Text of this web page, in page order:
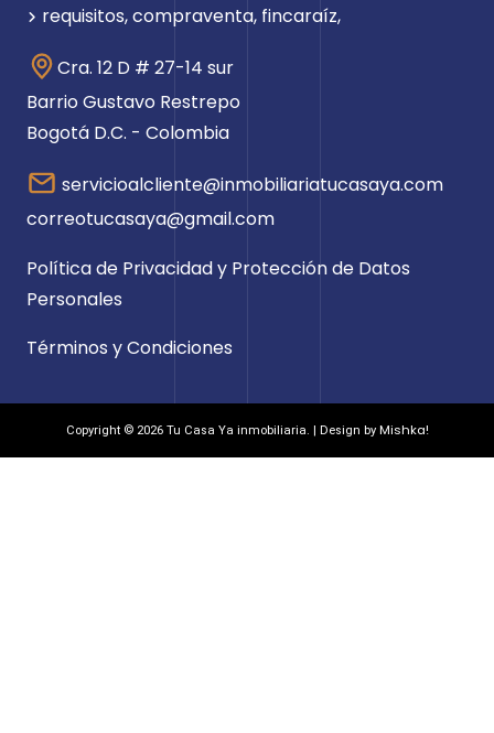
requisitos, compraventa, fincaraíz,
Cra. 12 D # 27-14 sur
Barrio Gustavo Restrepo
Bogotá D.C. - Colombia
servicioalcliente@inmobiliariatucasaya.com
correotucasaya@gmail.com
Política de Privacidad y Protección de Datos
Personales
Términos y Condiciones
Copyright © 2026 Tu Casa Ya inmobiliaria. | Design by Mishka!